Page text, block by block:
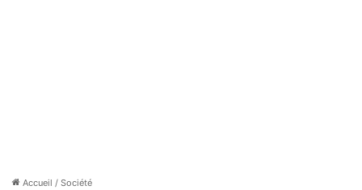
Accueil / Société